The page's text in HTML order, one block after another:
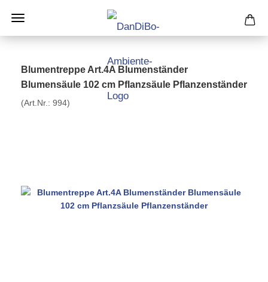
Blumentreppe Art.4A Blumenständer
Blumensäule 102 cm Pflanzsäule Pflanzenständer
(Art.Nr.: 994)